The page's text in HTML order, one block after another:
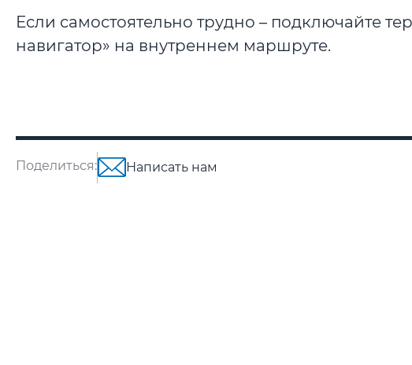
Если самостоятельно трудно – подключайте
навигатор» на внутреннем маршруте.
Поделиться: Написать нам